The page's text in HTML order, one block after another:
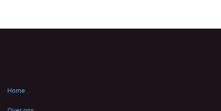
Home